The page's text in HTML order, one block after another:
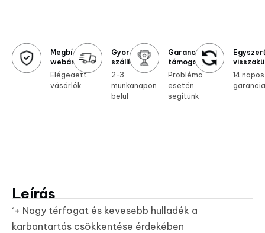
Megbízható
webáruház
Elégedett
vásárlók
Gyors
szállítás
2-3
munkanapon
belül
Garanciális
támogatás
Probléma
esetén
segítünk
14 napos
garancia
Leírás
‘+ Nagy térfogat és kevesebb hulladék a
karbantartás csökkentése érdekében